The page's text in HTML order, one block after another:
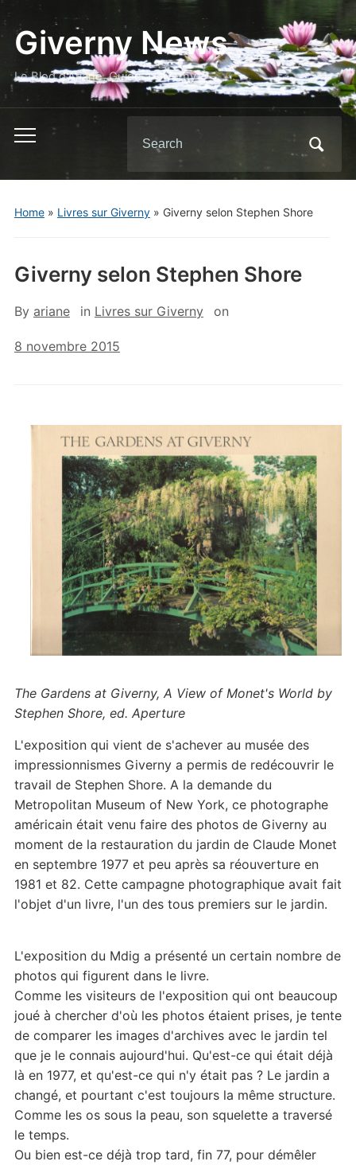
Giverny News
Le Blog d'Ariane, Guide à Giverny
Toggle
menu
for:
Home» Livres sur Giverny» Giverny selon Stephen Shore
Giverny selon Stephen Shore
By ariane in Livres sur Giverny on
8 novembre 2015
The Gardens at Giverny, A View of Monet's World by
Stephen Shore, ed. Aperture
L'exposition qui vient de s'achever au musée des
impressionnismes Giverny a permis de redécouvrir le
travail de Stephen Shore. A la demande du
Metropolitan Museum of New York, ce photographe
américain était venu faire des photos de Giverny au
moment de la restauration du jardin de Claude Monet
en septembre 1977 et peu après sa réouverture en
1981 et 82. Cette campagne photographique avait fait
l'objet d'un livre, l'un des tous premiers sur le jardin.
L'exposition du Mdig a présenté un certain nombre de
photos qui figurent dans le livre.
Comme les visiteurs de l'exposition qui ont beaucoup
joué à chercher d'où les photos étaient prises, je tente
de comparer les images d'archives avec le jardin tel
que je le connais aujourd'hui. Qu'est-ce qui était déjà
là en 1977, et qu'est-ce qui n'y était pas ? Le jardin a
changé, et pourtant c'est toujours la même structure.
Comme les os sous la peau, son squelette a traversé
le temps.
Ou bien est-ce déjà trop tard, fin 77, pour démêler